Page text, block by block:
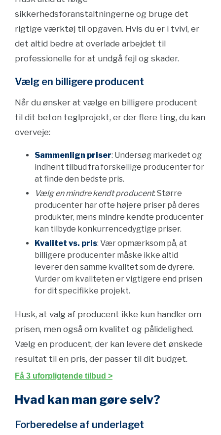
sikkerhedsforanstaltningerne og bruge det
rigtige værktøj til opgaven. Hvis du er i tvivl, er
det altid bedre at overlade arbejdet til
professionelle for at undgå fejl og skader.
Vælg en billigere producent
Når du ønsker at vælge en billigere producent
til dit beton teglprojekt, er der flere ting, du kan
overveje:
Sammenlign priser: Undersøg markedet og
indhent tilbud fra forskellige producenter for
at finde den bedste pris.
Vælg en mindre kendt producent: Større
producenter har ofte højere priser på deres
produkter, mens mindre kendte producenter
kan tilbyde konkurrencedygtige priser.
Kvalitet vs. pris: Vær opmærksom på, at
billigere producenter måske ikke altid
leverer den samme kvalitet som de dyrere.
Vurder om kvaliteten er vigtigere end prisen
for dit specifikke projekt.
Husk, at valg af producent ikke kun handler om
prisen, men også om kvalitet og pålidelighed.
Vælg en producent, der kan levere det ønskede
resultat til en pris, der passer til dit budget.
Få 3 uforpligtende tilbud >
Hvad kan man gøre selv?
Forberedelse af underlaget